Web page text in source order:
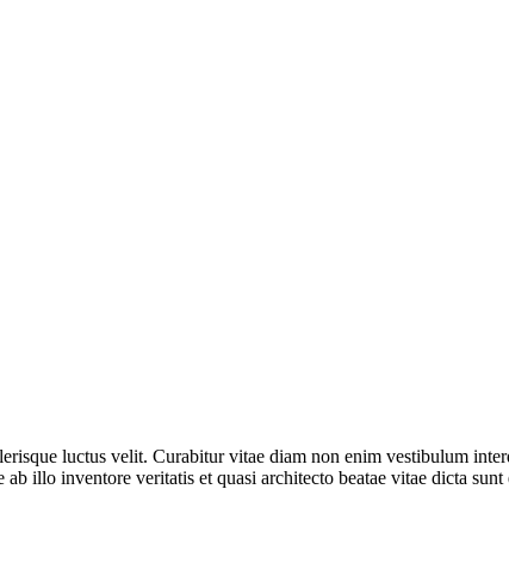
luctus velit. Curabitur vitae diam non enim vestibulum
illo inventore veritatis et quasi architecto beatae vitae dicta